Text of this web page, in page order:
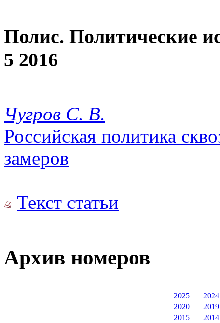
Полис. Политические
5 2016
Чугров С. В.
Российская политика
замеров
Текст статьи
Архив номеров
2025
2024
2020
2019
2015
2014